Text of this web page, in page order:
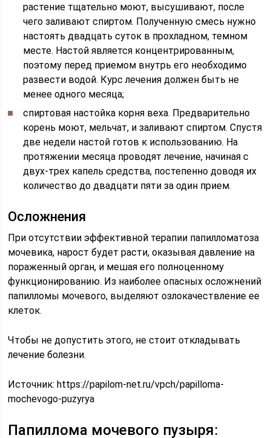
растение тщательно моют, высушивают, после
чего заливают спиртом. Полученную смесь нужно
настоять двадцать суток в прохладном, темном
месте. Настой является концентрированным,
поэтому перед приемом внутрь его необходимо
развести водой. Курс лечения должен быть не
менее одного месяца;
спиртовая настойка корня веха. Предварительно
корень моют, мельчат, и заливают спиртом. Спустя
две недели настой готов к использованию. На
протяжении месяца проводят лечение, начиная с
двух-трех капель средства, постепенно доводя их
количество до двадцати пяти за один прием.
Осложнения
При отсутствии эффективной терапии папилломатоза
мочевика, нарост будет расти, оказывая давление на
пораженный орган, и мешая его полноценному
функционированию. Из наиболее опасных осложнений
папилломы мочевого, выделяют озлокачествление ее
клеток.
Чтобы не допустить этого, не стоит откладывать
лечение болезни.
Источник:https://papilom-net.ru/vpch/papilloma-
mochevogo-puzyrya
Папиллома мочевого пузыря: